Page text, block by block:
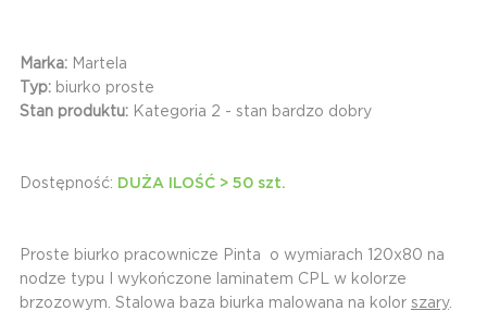
Marka: Martela
Typ: biurko proste
Stan produktu: Kategoria 2 - stan bardzo dobry
Dostępność: DUŻA ILOŚĆ > 50 szt.
Proste biurko pracownicze Pinta o wymiarach 120x80 na
nodze typu I wykończone laminatem CPL w kolorze
brzozowym. Stalowa baza biurka malowana na kolor szary.